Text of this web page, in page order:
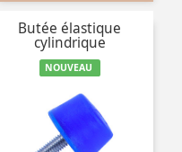
Butée élastique
cylindrique
NOUVEAU